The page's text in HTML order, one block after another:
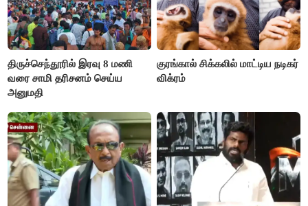
திருச்செந்தூரில் இரவு 8 மணி
வரை சாமி தரிசனம் செய்ய
அனுமதி
குரங்கால் சிக்கலில் மாட்டிய நடிகர்
விக்ரம்